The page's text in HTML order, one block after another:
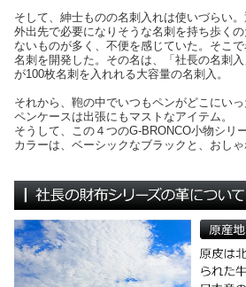
そして、紳士ものの名刺入れは使いづらい。
外出先で必要になりそうな名刺を持ち歩く
ないものが多く、不便を感じていた。そこ
名刺を開発した。その名は、「社長の名刺
が100枚名刺を入れれる大容量の名刺入。
それから、鞄の中でいつもペンがどこにいっ
ペンケースは出張にもマストなアイテム。
そうして、この４つのG-BRONCO小物シリ
カラーは、ベーシックなブラックと、おしゃ